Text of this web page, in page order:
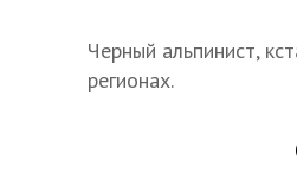
Черный альпинист,
регионах.